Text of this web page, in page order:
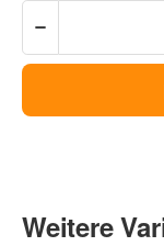
Weitere